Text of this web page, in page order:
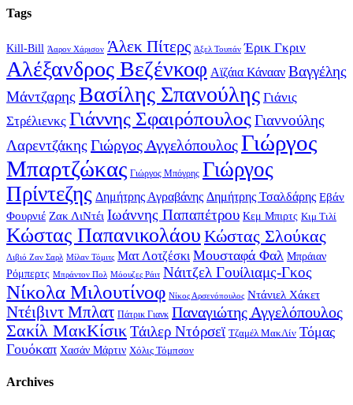
Tags
Kill-Bill Άαρον Χάρισον Άλεκ Πίτερς Άξελ Τουπάν Έρικ Γκριν
Αλέξανδρος Βεζένκοφ Αϊζάια Κάνααν Βαγγέλης
Μάντζαρης Βασίλης Σπανούλης Γιάνις
Στρέλιενκς Γιάννης ΣφαιρόπουλοςΓιαννούλης
Λαρεντζάκης Γιώργος ΑγγελόπουλοςΓιώργος
Μπαρτζώκας Γιώργος Μπόγρης Γιώργος
Πρίντεζης Δημήτρης Αγραβάνης Δημήτρης Τσαλδάρης Εβάν
Φουρνιέ Ζακ ΛιΝτέι Ιωάννης Παπαπέτρου Κεμ Μπιρτς Κιμ Τιλί
Κώστας Παπανικολάου Κώστας Σλούκας
Λιβιό Ζαν Σαρλ Μίλαν Τόμιτς Ματ Λοτζέσκι Μουσταφά Φαλ Μπράιαν
Ρόμπερτς Μπράντον Πολ Μόουζες Ράιτ Νάιτζελ Γουίλιαμς-Γκος
Νίκολα Μιλουτίνοφ Νίκος Αρσενόπουλος Ντάνιελ Χάκετ
Ντέιβιντ Μπλατ Πάτρικ Γιανκ Παναγιώτης Αγγελόπουλος
Σακίλ ΜακΚίσικΤάιλερ Ντόρσεϊ Τζαμέλ ΜακΛίν Τόμας
Γουόκαπ Χασάν Μάρτιν Χόλις Τόμπσον
Archives